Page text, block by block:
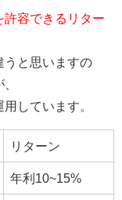
許容できるリター
うと思いますの
しています。
リターン
年利10~15%